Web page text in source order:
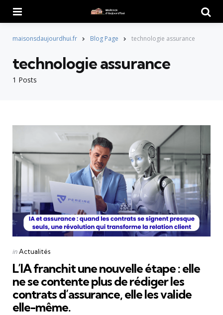
maisonsdaujourdhui.fr Blog Page technologie assurance
1 Posts
technologie assurance
Categories
Posted
inActualités
L’IA franchit une nouvelle étape : elle
ne se contente plus de rédiger les
contrats d’assurance, elle les valide
elle-même.